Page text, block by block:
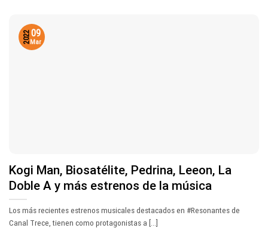
Kogi Man, Biosatélite, Pedrina, Leeon, La
Doble A y más estrenos de la música
Los más recientes estrenos musicales destacados en #Resonantes de
Canal Trece, tienen como protagonistas a [...]
09
Mar
2022